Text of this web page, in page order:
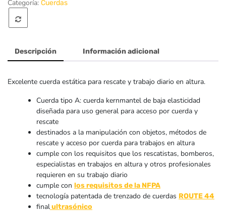
SINGING
Categoría: Cuerdas
Descripción Información adicional
Excelente cuerda estática para rescate y trabajo diario en altura.
Cuerda tipo A: cuerda kernmantel de baja elasticidad
diseñada para uso general para acceso por cuerda y
rescate
destinados a la manipulación con objetos, métodos de
rescate y acceso por cuerda para trabajos en altura
cumple con los requisitos que los rescatistas, bomberos,
especialistas en trabajos en altura y otros profesionales
requieren en su trabajo diario
cumple con los requisitos de la NFPA
tecnología patentada de trenzado de cuerdas ROUTE 44
finalultrasónico